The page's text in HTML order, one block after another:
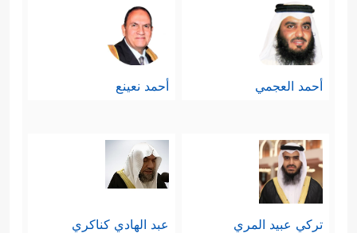
أحمد العجمي أحمد نعينع
تركي عبيد المري عبد الهادي كناكري